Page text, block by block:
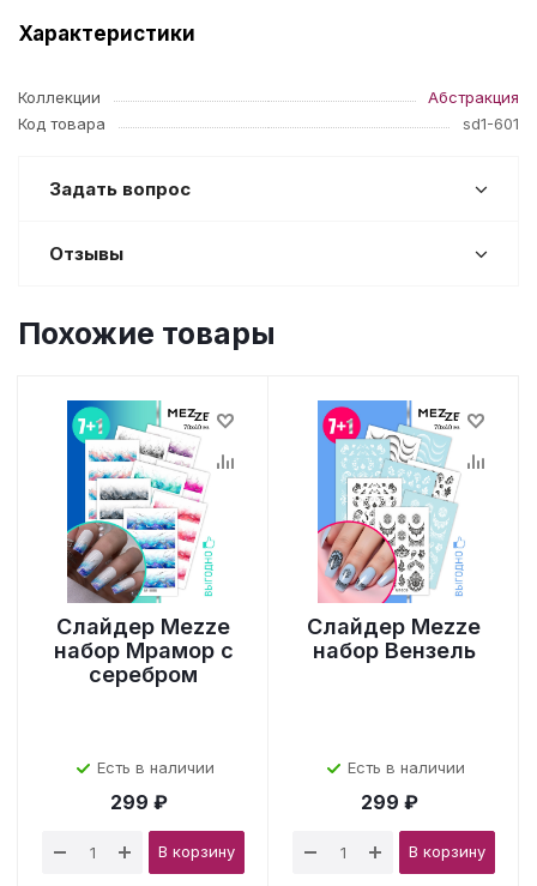
Характеристики
Коллекции
Абстракция
Код товара
sd1-601
Задать вопрос
Отзывы
Похожие товары
Слайдер Mezze
набор Мрамор с
серебром
Есть в наличии
299 ₽
В корзину
Слайдер Mezze
набор Вензель
Есть в наличии
299 ₽
В корзину